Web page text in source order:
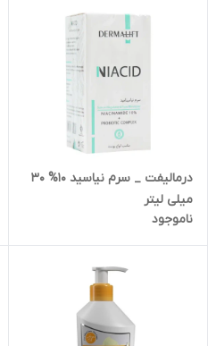
درمالیفت _ سرم نیاسید 10% 30
میلی لیتر
ناموجود